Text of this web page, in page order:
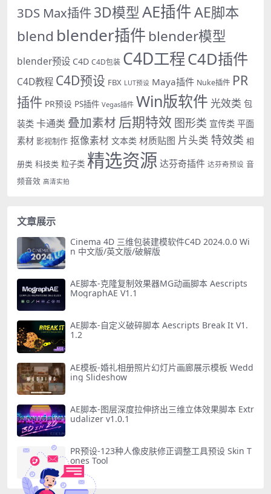
3DS Max插件3D模型AE插件AE脚本
blend blender插件 blender模型
blender预设 C4D C4D包装 C4D工程C4D插件
C4D教程 C4D预设 FBX LUT预设 Maya插件 Nuke插件 PR
插件 PR预设 PS插件 Vegas插件 Win版软件 光效类 包
装类 卡通类 叠加素材 后期特效 图形类 宣传类 平面
素材 影视制作 抠像素材 文本类 材质贴图 片头类 特效类 相
册类 科技类 粒子类 精选资源 达芬奇插件 达芬奇预设 音
频音效 高清实拍
文章展示
Cinema 4D 三维包装建模软件C4D 2024.0.0 Wi
n 中文版/英文版/破解版
AE脚本-克隆复制效果器MG动画脚本 Aescripts
MographAE V1.1
AE脚本-自定义破碎脚本 Aescripts Break It V1.
1.2
AE模板-婚礼相册照片幻灯片画廊展示模板 Wedd
ing Slideshow
AE脚本-图层深度拉伸挤出三维立体效果脚本 Extr
udalizer v1.0.1
PR预设-123种人像皮肤修正调整工具预设 Skin T
ones Tool